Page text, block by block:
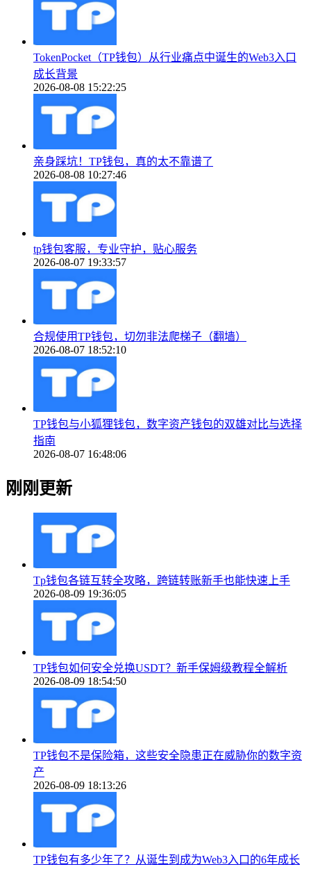
TokenPocket（TP钱包）从行业痛点中诞生的Web3入口
成长背景
2026-08-08 15:22:25
亲身踩坑！TP钱包，真的太不靠谱了
2026-08-08 10:27:46
tp钱包客服，专业守护，贴心服务
2026-08-07 19:33:57
合规使用TP钱包，切勿非法爬梯子（翻墙）
2026-08-07 18:52:10
TP钱包与小狐狸钱包，数字资产钱包的双雄对比与选择
指南
2026-08-07 16:48:06
刚刚更新
Tp钱包各链互转全攻略，跨链转账新手也能快速上手
2026-08-09 19:36:05
TP钱包如何安全兑换USDT？新手保姆级教程全解析
2026-08-09 18:54:50
TP钱包不是保险箱，这些安全隐患正在威胁你的数字资
产
2026-08-09 18:13:26
TP钱包有多少年了？从诞生到成为Web3入口的6年成长